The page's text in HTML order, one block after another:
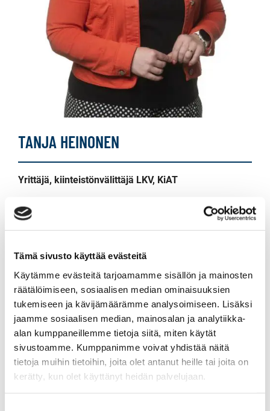
Tämä sivusto käyttää evästeitä
Käytämme evästeitä tarjoamamme sisällön ja mainosten
räätälöimiseen, sosiaalisen median ominaisuuksien
tukemiseen ja kävijämäärämme analysoimiseen. Lisäksi
jaamme sosiaalisen median, mainosalan ja analytiikka-
alan kumppaneillemme tietoja siitä, miten käytät
sivustoamme. Kumppanimme voivat yhdistää näitä
tietoja muihin tietoihin, joita olet antanut heille tai joita on
kerätty, kun olet käyttänyt heidän palvelujaan.
TANJA HEINONEN
Yrittäjä, kiinteistönvälittäjä LKV, KiAT
Sp-Koti Jämsä Kipinä | Kiinteistönvälitys Tanja
Heinonen Oy LKV
tanja.heinonen@spkoti.fi
Sp-Koti Jämsä Kipinä
Sp-Koti Orivesi Kipinä
Sp-Koti Muurame Kipinä
Sp-Koti Ylöjärvi Kipinä
Sp-Koti Tampere Kipinä